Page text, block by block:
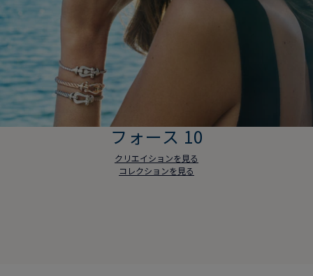
フォース 10
クリエイションを見る
コレクションを見る